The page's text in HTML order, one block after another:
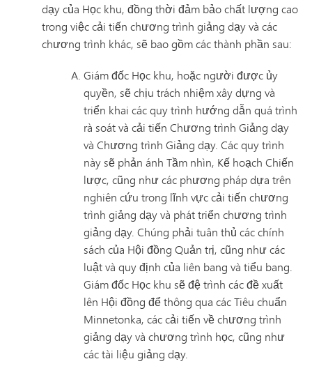
dạy của Học khu, đồng thời đảm bảo chất lượng cao
trong việc cải tiến chương trình giảng dạy và các
chương trình khác, sẽ bao gồm các thành phần sau:
Giám đốc Học khu, hoặc người được ủy
quyền, sẽ chịu trách nhiệm xây dựng và
triển khai các quy trình hướng dẫn quá trình
rà soát và cải tiến Chương trình Giảng dạy
và Chương trình Giảng dạy. Các quy trình
này sẽ phản ánh Tầm nhìn, Kế hoạch Chiến
lược, cũng như các phương pháp dựa trên
nghiên cứu trong lĩnh vực cải tiến chương
trình giảng dạy và phát triển chương trình
giảng dạy. Chúng phải tuân thủ các chính
sách của Hội đồng Quản trị, cũng như các
luật và quy định của liên bang và tiểu bang.
Giám đốc Học khu sẽ đệ trình các đề xuất
lên Hội đồng để thông qua các Tiêu chuẩn
Minnetonka, các cải tiến về chương trình
giảng dạy và chương trình học, cũng như
các tài liệu giảng dạy.